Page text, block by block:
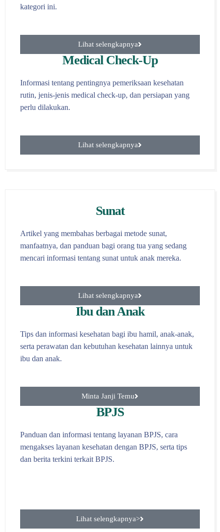
kategori ini.
Lihat selengkapnya
Medical Check-Up
Informasi tentang pentingnya pemeriksaan kesehatan
rutin, jenis-jenis medical check-up, dan persiapan yang
perlu dilakukan.
Lihat selengkapnya
Sunat
Artikel yang membahas berbagai metode sunat,
manfaatnya, dan panduan bagi orang tua yang sedang
mencari informasi tentang sunat untuk anak mereka.
Lihat selengkapnya
Ibu dan Anak
Tips dan informasi kesehatan bagi ibu hamil, anak-anak,
serta perawatan dan kebutuhan kesehatan lainnya untuk
ibu dan anak.
Minta Janji Temu
BPJS
Panduan dan informasi tentang layanan BPJS, cara
mengakses layanan kesehatan dengan BPJS, serta tips
dan berita terkini terkait BPJS.
Lihat selengkapnya>